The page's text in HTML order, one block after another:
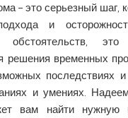
– это серьезный шаг,
и
обстоятельств,
решения временных
последствиях
и умениях.
вам найти